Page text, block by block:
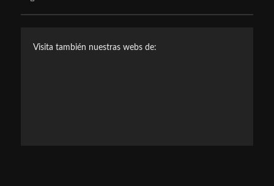
Visita también nuestras webs de: